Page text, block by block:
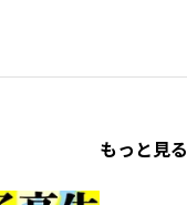
もっと見る